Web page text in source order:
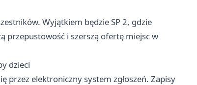
Wyjątkiem będzie SP 2, gdzie
przepustowość i szerszą ofertę miejsc w
dzieci
przez elektroniczny system zgłoszeń. Zapisy